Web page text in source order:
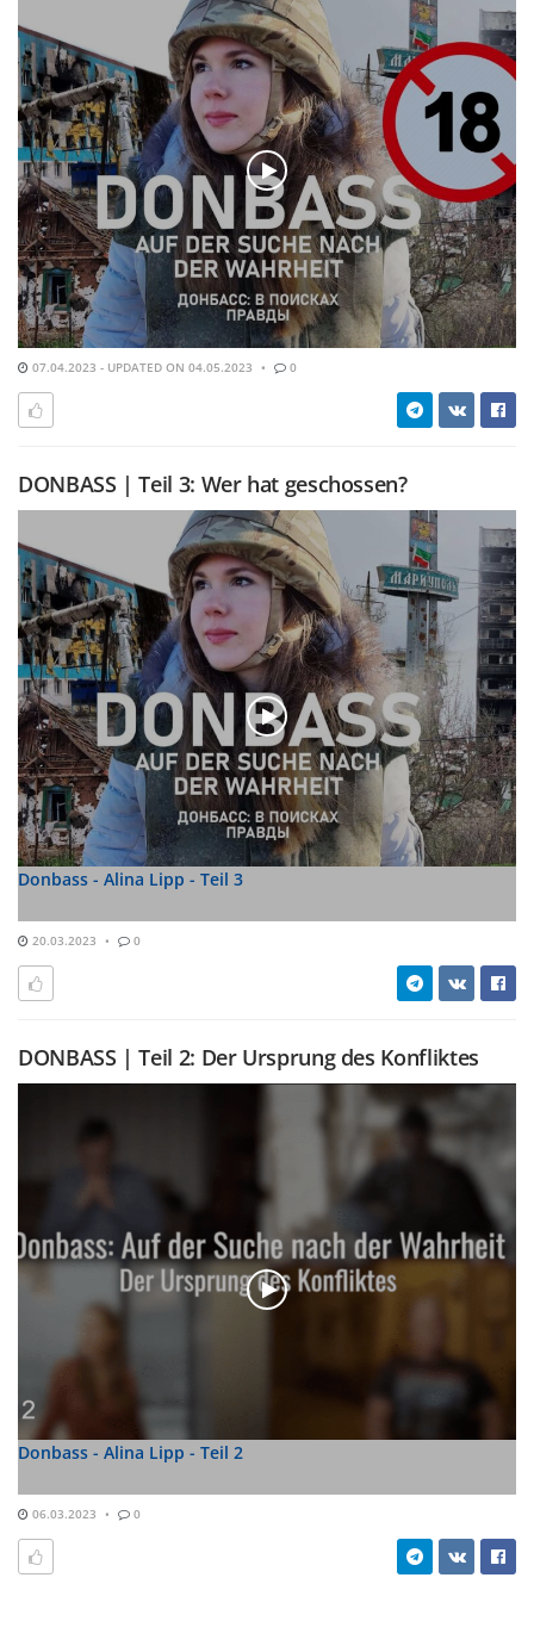
07.04.2023 - UPDATED ON 04.05.2023 0
DONBASS | Teil 3: Wer hat geschossen?
Donbass - Alina Lipp - Teil 3
20.03.2023 0
DONBASS | Teil 2: Der Ursprung des Konfliktes
Donbass - Alina Lipp - Teil 2
06.03.2023 0